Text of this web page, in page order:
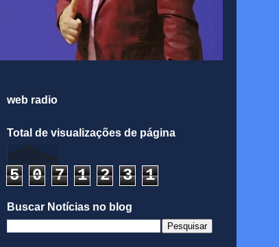
web radio
Total de visualizações de página
5 0 7 1 2 3 1
Buscar Notícias no blog